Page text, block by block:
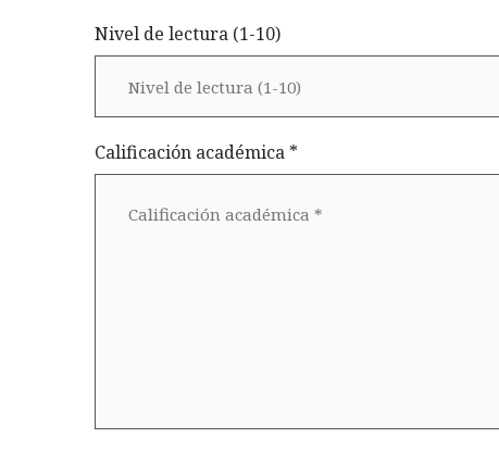
Nivel de lectura (1-10)
Calificación académica *